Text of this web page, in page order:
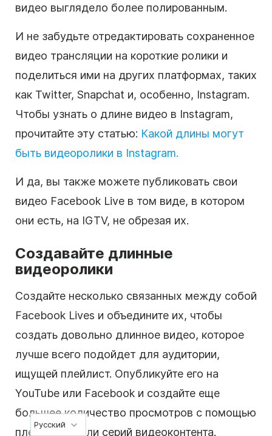
видео выглядело более полированным.
И не забудьте отредактировать сохраненное
видео трансляции на короткие ролики и
поделиться ими на других платформах, таких
как Twitter, Snapchat и, особенно, Instagram.
Чтобы узнать о длине видео в Instagram,
прочитайте эту статью: Какой длины могут
быть видеоролики в Instagram.
И да, вы также можете публиковать свои
видео Facebook Live в том виде, в котором
они есть, на IGTV, не обрезая их.
Создавайте длинные
видеоролики
Создайте несколько связанных между собой
Facebook Lives и объедините их, чтобы
создать довольно длинное видео, которое
лучше всего подойдет для аудитории,
ищущей плейлист. Опубликуйте его на
YouTube или Facebook и создайте еще
большее количество просмотров с помощью
плейлистов или серий видеоконтента.
Русский